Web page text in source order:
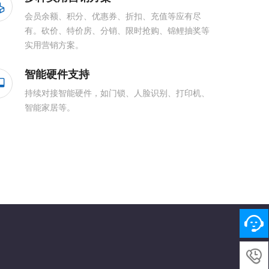
会员余额、积分、优惠券、折扣、充值等应有尽
有。砍价、特价房、分销、限时抢购、锦鲤抽奖等
实用营销方案。
智能硬件支持
持续对接智能硬件，如门锁、人脸识别、打印机、
智能家居等。
